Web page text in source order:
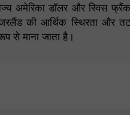
अमेरिका डॉलर और स्विस
की आर्थिक स्थिरता और
से माना जाता है।